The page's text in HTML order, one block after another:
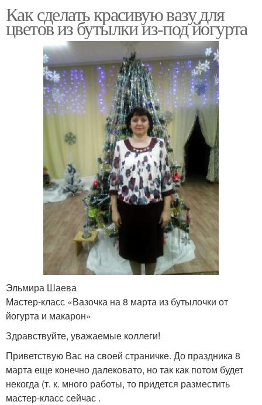
Как сделать красивую вазу для
цветов из бутылки из-под йогурта
Эльмира Шаева
Мастер-класс «Вазочка на 8 марта из бутылочки от
йогурта и макарон»
Здравствуйте, уважаемые коллеги!
Приветствую Вас на своей страничке. До праздника 8
марта еще конечно далековато, но так как потом будет
некогда (т. к. много работы, то придется разместить
мастер-класс сейчас .